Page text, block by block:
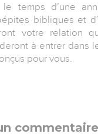
le temps d’une
bibliques et
votre relation
à entrer dans
pour vous.
commentaire